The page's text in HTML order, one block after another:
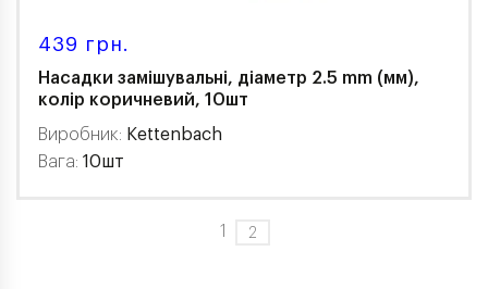
439 грн.
Насадки замішувальні, діаметр 2.5 mm (мм),
колір коричневий, 10шт
Виробник: Kettenbach
Вага: 10шт
1 2